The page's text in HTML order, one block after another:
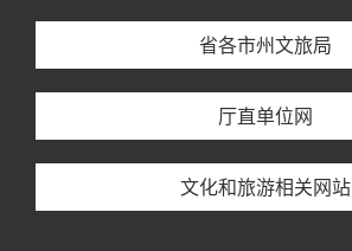
省各市州文旅局
厅直单位网
文化和旅游相关网站